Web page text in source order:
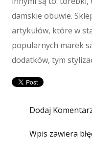
damskie obuwie.
artykułów, które w
popularnych marek
dodatków, tym
Dodaj
Wpis zawiera